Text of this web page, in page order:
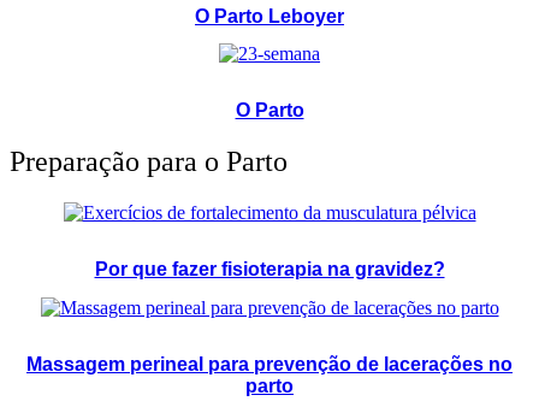
O Parto Leboyer
O Parto
Preparação para o Parto
Por que fazer fisioterapia na gravidez?
Massagem perineal para prevenção de lacerações no
parto